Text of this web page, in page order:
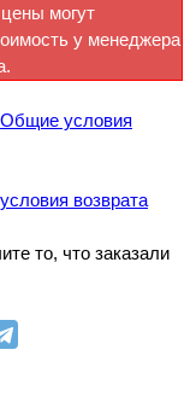
могут
у менеджера
Общие условия
возврата
то, что заказали